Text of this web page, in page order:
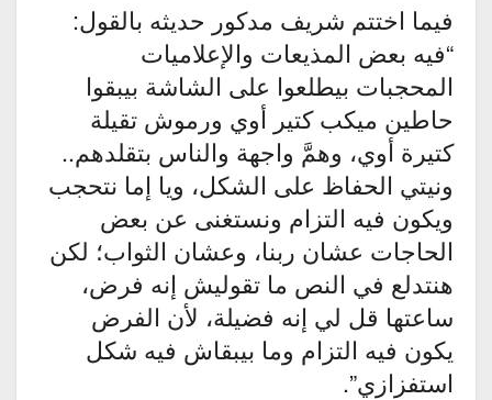
فيما اختتم شريف مدكور حديثه بالقول:
“فيه بعض المذيعات والإعلاميات
المحجبات بيطلعوا على الشاشة بيبقوا
حاطين ميكب كتير أوي ورموش تقيلة
كتيرة أوي، وهمَّ واجهة والناس بتقلدهم..
ونيتي الحفاظ على الشكل، ويا إما نتحجب
ويكون فيه التزام ونستغنى عن بعض
الحاجات عشان ربنا، وعشان الثواب؛ لكن
هنتدلع في النص ما تقوليش إنه فرض،
ساعتها قل لي إنه فضيلة، لأن الفرض
يكون فيه التزام وما بيبقاش فيه شكل
استفزازي”.